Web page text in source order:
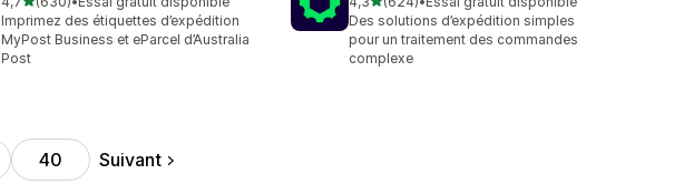
630 avis au total
Imprimez des étiquettes d’expédition
MyPost Business et eParcel d’Australia
Post
624 avis au total
Des solutions d’expédition simples
pour un traitement des commandes
complexe
40 Suivant